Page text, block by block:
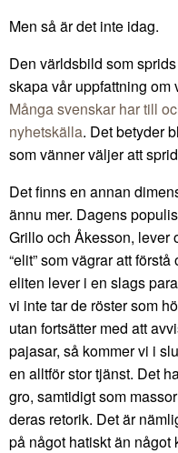
Men så är det inte idag.
Den världsbild som
skapa vår uppfattning om
Många svenskar har till
nyhetskälla. Det betyder
som vänner väljer att
Det finns en annan
ännu mer. Dagens
Grillo och Åkesson, lever
“elit” som vägrar att
eliten lever i en slags
vi inte tar de röster som
utan fortsätter med att
pajasar, så kommer vi i
en alltför stor tjänst. Det
gro, samtidigt som
deras retorik. Det är
på något hatiskt än